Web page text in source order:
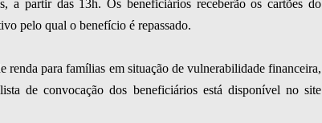
a partir das 13h. Os beneficiários receberão os cartões do
pelo qual o benefício é repassado.
para famílias em situação de vulnerabilidade financeira,
de convocação dos beneficiários está disponível no site